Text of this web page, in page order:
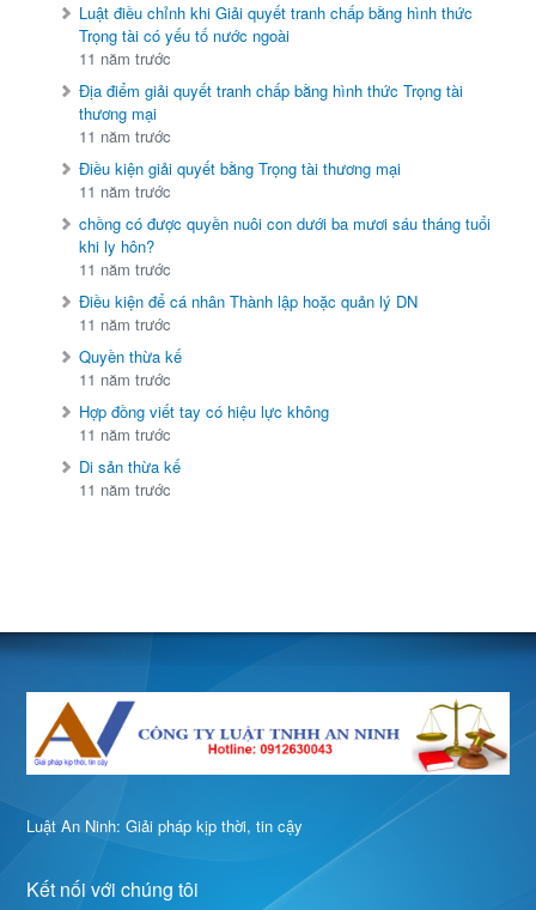
Luật điều chỉnh khi Giải quyết tranh chấp bằng hình thức
Trọng tài có yếu tố nước ngoài
11 năm trước
Địa điểm giải quyết tranh chấp bằng hình thức Trọng tài
thương mại
11 năm trước
Điều kiện giải quyết bằng Trọng tài thương mại
11 năm trước
chồng có được quyền nuôi con dưới ba mươi sáu tháng tuổi
khi ly hôn?
11 năm trước
Điều kiện để cá nhân Thành lập hoặc quản lý DN
11 năm trước
Quyền thừa kế
11 năm trước
Hợp đồng viết tay có hiệu lực không
11 năm trước
Di sản thừa kế
11 năm trước
Luật An Ninh: Giải pháp kịp thời, tin cậy
Kết nối với chúng tôi